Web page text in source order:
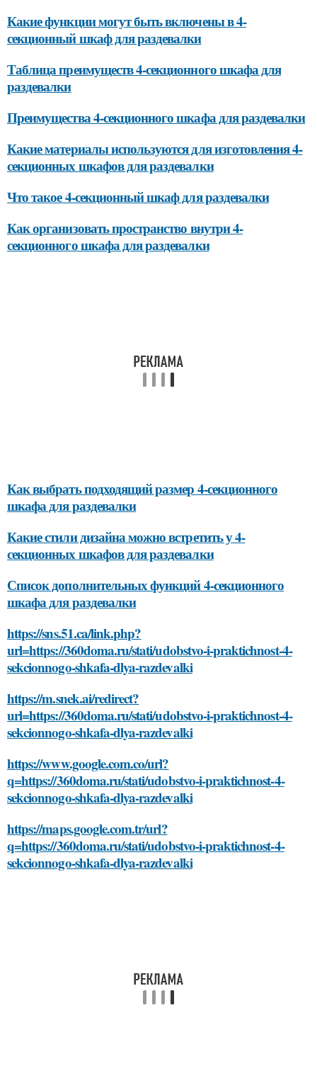
Какие функции могут быть включены в 4-
секционный шкаф для раздевалки
Таблица преимуществ 4-секционного шкафа для
раздевалки
Преимущества 4-секционного шкафа для раздевалки
Какие материалы используются для изготовления 4-
секционных шкафов для раздевалки
Что такое 4-секционный шкаф для раздевалки
Как организовать пространство внутри 4-
секционного шкафа для раздевалки
Как выбрать подходящий размер 4-секционного
шкафа для раздевалки
Какие стили дизайна можно встретить у 4-
секционных шкафов для раздевалки
Список дополнительных функций 4-секционного
шкафа для раздевалки
https://sns.51.ca/link.php?
url=https://360doma.ru/stati/udobstvo-i-praktichnost-4-
sekcionnogo-shkafa-dlya-razdevalki
https://m.snek.ai/redirect?
url=https://360doma.ru/stati/udobstvo-i-praktichnost-4-
sekcionnogo-shkafa-dlya-razdevalki
https://www.google.com.co/url?
q=https://360doma.ru/stati/udobstvo-i-praktichnost-4-
sekcionnogo-shkafa-dlya-razdevalki
https://maps.google.com.tr/url?
q=https://360doma.ru/stati/udobstvo-i-praktichnost-4-
sekcionnogo-shkafa-dlya-razdevalki